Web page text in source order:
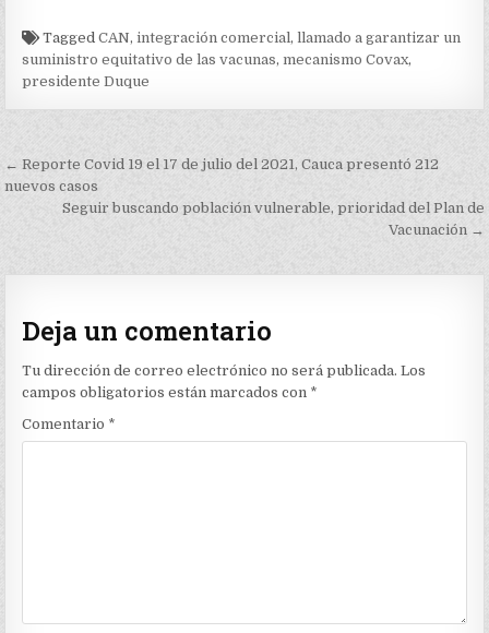
TaggedCAN,integración comercial,llamado a garantizar un
suministro equitativo de las vacunas,mecanismo Covax,
presidente Duque
Navegación
de
entradas
← Reporte Covid 19 el 17 de julio del 2021, Cauca presentó 212
nuevos casos
Seguir buscando población vulnerable, prioridad del Plan de
Vacunación →
Deja un comentario
Tu dirección de correo electrónico no será publicada. Los
campos obligatorios están marcados con *
Comentario *